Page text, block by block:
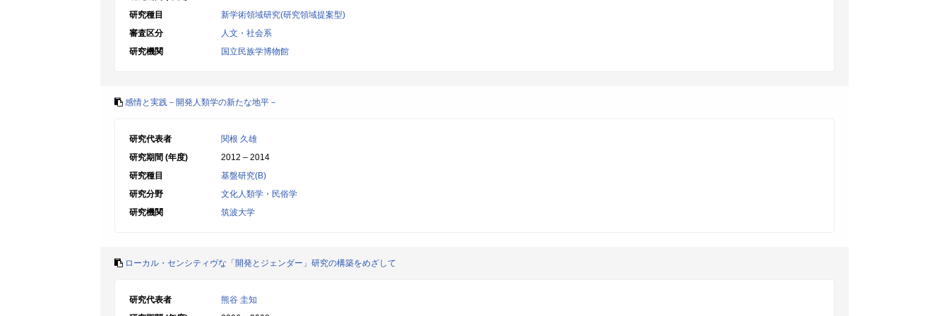
研究種目
新学術領域研究(研究領域提案型)
審査区分
人文・社会系
研究機関
国立民族学博物館
感情と実践－開発人類学の新たな地平－
研究代表者
関根 久雄
研究期間 (年度)
2012 – 2014
研究種目
基盤研究(B)
研究分野
文化人類学・民俗学
研究機関
筑波大学
ローカル・センシティヴな「開発とジェンダー」研究の構築をめざして
研究代表者
熊谷 圭知